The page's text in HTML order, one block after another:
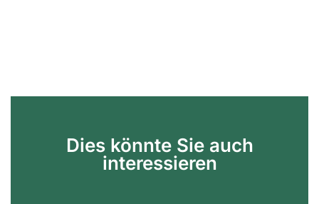
Dies könnte Sie auch
interessieren